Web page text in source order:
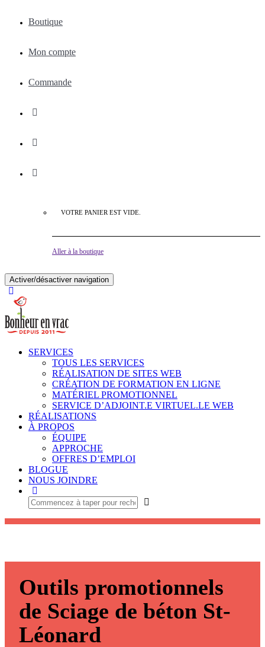
Boutique
Mon compte
Commande
VOTRE PANIER EST VIDE.
Aller à la boutique
Activer/désactiver navigation
SERVICES
TOUS LES SERVICES
RÉALISATION DE SITES WEB
CRÉATION DE FORMATION EN LIGNE
MATÉRIEL PROMOTIONNEL
SERVICE D’ADJOINT.E VIRTUEL.LE WEB
RÉALISATIONS
À PROPOS
ÉQUIPE
APPROCHE
OFFRES D’EMPLOI
BLOGUE
NOUS JOINDRE
Outils promotionnels
de Sciage de béton St-
Léonard